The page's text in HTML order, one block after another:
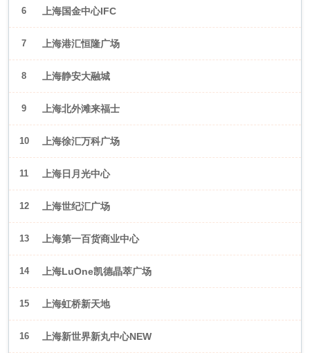
6 上海国金中心IFC
7 上海港汇恒隆广场
8 上海静安大融城
9 上海北外滩来福士
10 上海徐汇万科广场
11 上海日月光中心
12 上海世纪汇广场
13 上海第一百货商业中心
14 上海LuOne凯德晶萃广场
15 上海虹桥新天地
16 上海新世界新丸中心NEW